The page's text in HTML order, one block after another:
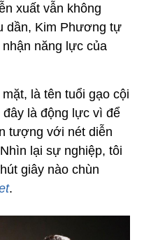
xuất vẫn không
dần, Kim Phương tự
năng lực của
là tên tuổi gạo cội
là động lực vì để
tượng với nét diễn
lại sự nghiệp, tôi
giây nào chùn
.